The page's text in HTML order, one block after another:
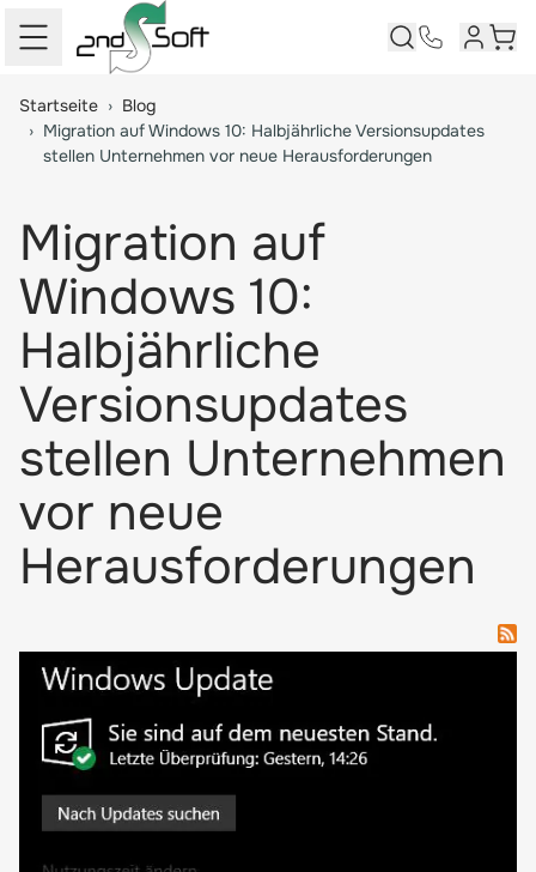
Startseite › Blog
› Migration auf Windows 10: Halbjährliche Versionsupdates
stellen Unternehmen vor neue Herausforderungen
Migration auf
Windows 10:
Halbjährliche
Versionsupdates
stellen Unternehmen
vor neue
Herausforderungen